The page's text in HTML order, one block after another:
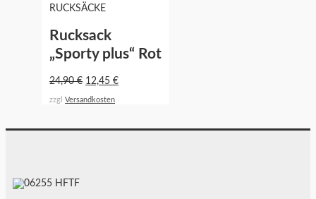
RUCKSÄCKE
Rucksack
„Sporty plus“ Rot
24,90€ 12,45 €
zzgl Versandkosten